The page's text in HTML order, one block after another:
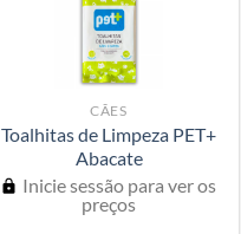
CÃES
Toalhitas de Limpeza PET+
Abacate
Inicie sessão para ver os
preços